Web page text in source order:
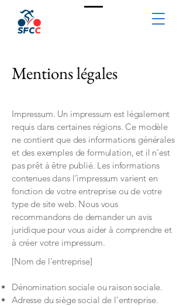
Mentions légales
Impressum. Un impressum est légalement
requis dans certaines régions. Ce modèle
ne contient que des informations générales
et des exemples de formulation, et il n'est
pas prêt à être publié. Les informations
contenues dans l’impressum varient en
fonction de votre entreprise ou de votre
type de site web. Nous vous
recommandons de demander un avis
juridique pour vous aider à comprendre et
à créer votre impressum.
[Nom de l'entreprise]
Dénomination sociale ou raison sociale.
Adresse du siège social de l’entreprise.